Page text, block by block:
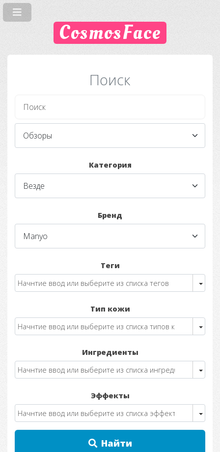
CosmosFace
Поиск
Категория
Бренд
Теги
Тип кожи
Ингредиенты
Эффекты
Найти